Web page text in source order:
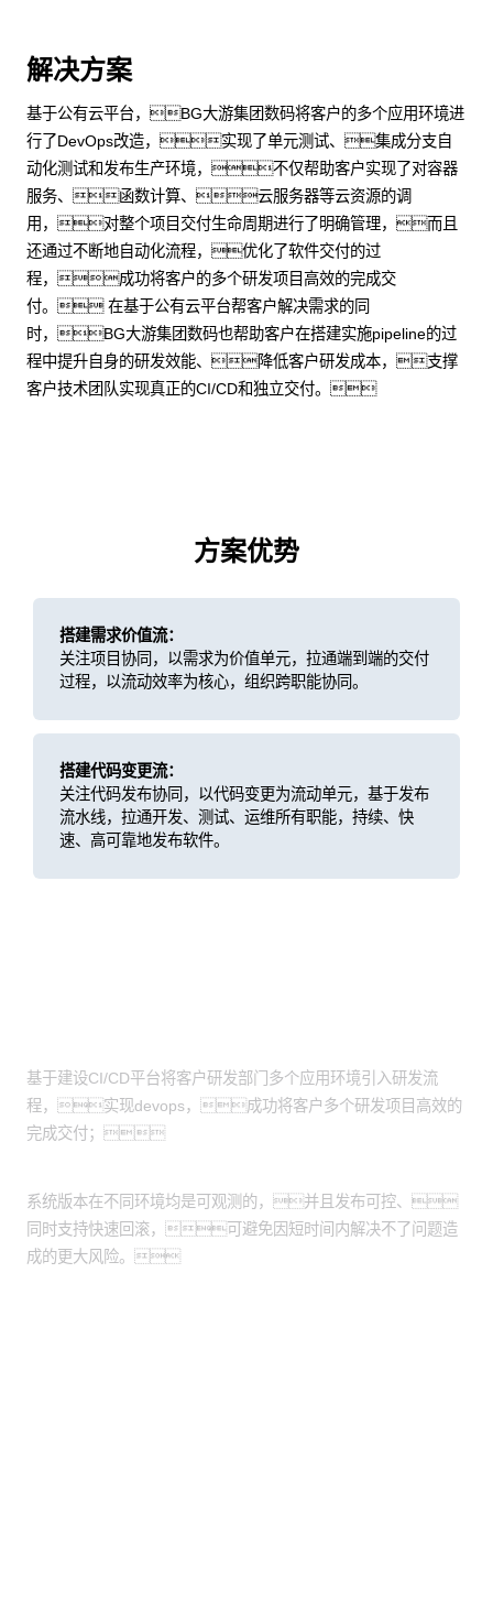
解决方案
基于公有云平台，BG大游集团数码将客户的多个应用环境进
行了DevOps改造，实现了单元测试、集成分支自
动化测试和发布生产环境，不仅帮助客户实现了对容器
服务、函数计算、云服务器等云资源的调
用，对整个项目交付生命周期进行了明确管理，而且
还通过不断地自动化流程，优化了软件交付的过
程，成功将客户的多个研发项目高效的完成交
付。 在基于公有云平台帮客户解决需求的同
时，BG大游集团数码也帮助客户在搭建实施pipeline的过
程中提升自身的研发效能、降低客户研发成本，支撑
客户技术团队实现真正的CI/CD和独立交付。
方案优势
搭建需求价值流：
关注项目协同，以需求为价值单元，拉通端到端的交付
过程，以流动效率为核心，组织跨职能协同。
搭建代码变更流：
关注代码发布协同，以代码变更为流动单元，基于发布
流水线，拉通开发、测试、运维所有职能，持续、快
速、高可靠地发布软件。
基于建设CI/CD平台将客户研发部门多个应用环境引入研发流
程，实现devops，成功将客户多个研发项目高效的
完成交付；
系统版本在不同环境均是可观测的，并且发布可控、
同时支持快速回滚，可避免因短时间内解决不了问题造
成的更大风险。